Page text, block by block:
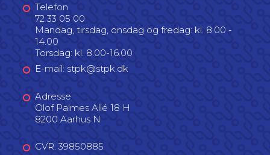
Telefon
72 33 05 00
Mandag, tirsdag, onsdag og fredag: kl. 8.00 -
14.00
Torsdag: kl. 8.00-16.00
E-mail: stpk@stpk.dk
Adresse
Olof Palmes Allé 18 H
8200 Aarhus N
CVR: 39850885